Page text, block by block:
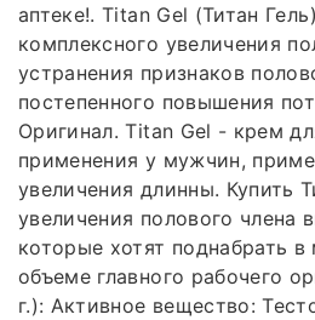
аптеке!. Titan Gel (Титан
комплексного увеличения
устранения признаков
постепенного повышения
Оригинал. Titan Gel - крем
применения у мужчин,
увеличения длинны. Купить
увеличения полового
которые хотят поднабрать
объеме главного рабочего
г.): Активное вещество: